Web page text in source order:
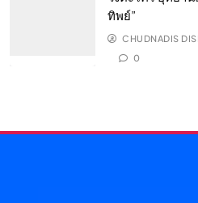
ทิพย์”
CHUDNADIS
0